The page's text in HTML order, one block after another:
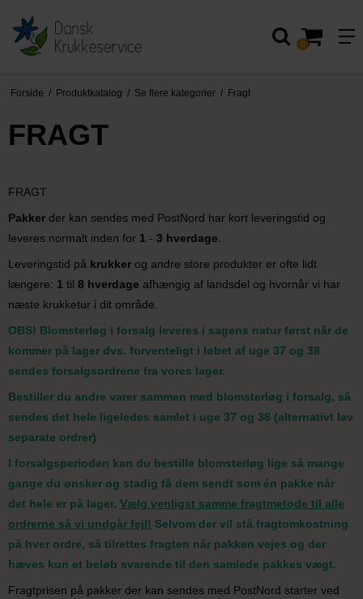
0
Forside / Produktkatalog / Se flere kategorier / Fragt
FRAGT
FRAGT
Pakker der kan sendes med PostNord har kort leveringstid og
leveres normalt inden for 1 - 3 hverdage
Leveringstid på krukker og andre store produkter er ofte lidt
længere: 1 til 8 hverdage afhængig af landsdel og hvornår vi har
næste krukketur i dit område.
OBS! Blomsterløg i forsalg leveres i sagens natur først når de
kommer på lager dvs. forventeligt i løbet af uge 37 og 38
sendes forsalgsordrene fra vores lager.
Bestiller du andre varer sammen med blomsterløg i forsalg, så
sendes det hele ligeledes samlet i uge 37 og 38 (alternativt lav
separate ordrer)
I forsalgsperioden kan du bestille blomsterløg lige så mange
gange du ønsker og stadig få dem sendt som én pakke når
det hele er på lager. Vælg venligst samme fragtmetode til alle
ordrerne så vi undgår fejl! Selvom der vil stå fragtomkostning
på hver ordre, så tilrettes fragten når pakken vejes og der
hæves kun et beløb svarende til den samlede pakkes vægt.
Fragtprisen på pakker der kan sendes med PostNord starter ved